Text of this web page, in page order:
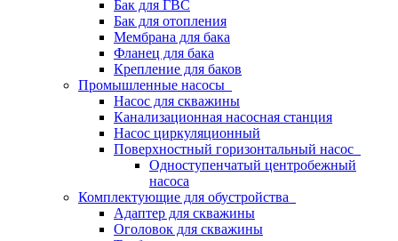
Бак для ГВС
Бак для отопления
Мембрана для бака
Фланец для бака
Крепление для баков
Промышленные насосы
Насос для скважины
Канализационная насосная станция
Насос циркуляционный
Поверхностный горизонтальный насос
Одноступенчатый центробежный
насоса
Комплектующие для обустройства
Адаптер для скважины
Оголовок для скважины